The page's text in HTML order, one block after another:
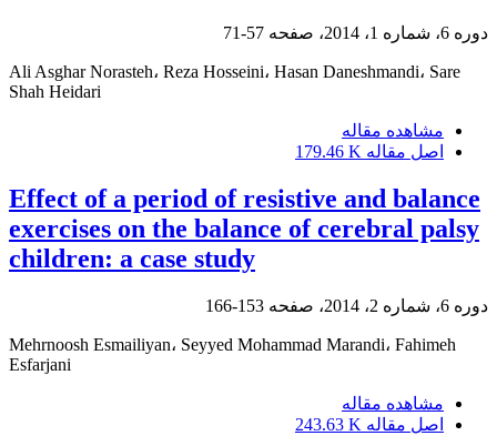
دوره 6، شماره 1، 2014، صفحه 57-71
Ali Asghar Norasteh، Reza Hosseini، Hasan Daneshmandi، Sare
Shah Heidari
مشاهده مقاله
اصل مقاله 179.46 K
Effect of a period of resistive and balance
exercises on the balance of cerebral palsy
children: a case study
دوره 6، شماره 2، 2014، صفحه 153-166
Mehrnoosh Esmailiyan، Seyyed Mohammad Marandi، Fahimeh
Esfarjani
مشاهده مقاله
اصل مقاله 243.63 K